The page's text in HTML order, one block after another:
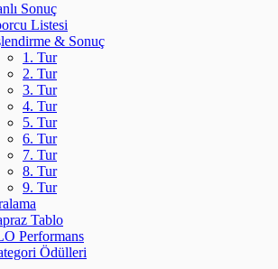
Sonuç
Listesi
& Sonuç
1. Tur
2. Tur
3. Tur
4. Tur
5. Tur
6. Tur
7. Tur
8. Tur
9. Tur
Tablo
Performans
Ödülleri